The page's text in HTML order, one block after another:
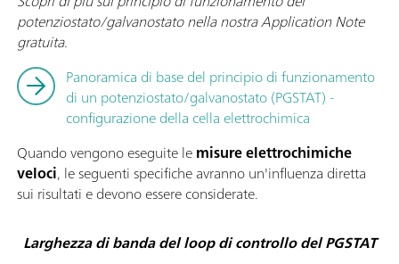
potenziostato/galvanostato nella nostra Application Note
gratuita.
Panoramica di base del principio di funzionamento
di un potenziostato/galvanostato (PGSTAT) -
configurazione della cella elettrochimica
Quando vengono eseguite lemisure elettrochimiche
veloci, le seguenti specifiche avranno un'influenza diretta
sui risultati e devono essere considerate.
Larghezza di banda del loop di controllo del PGSTAT